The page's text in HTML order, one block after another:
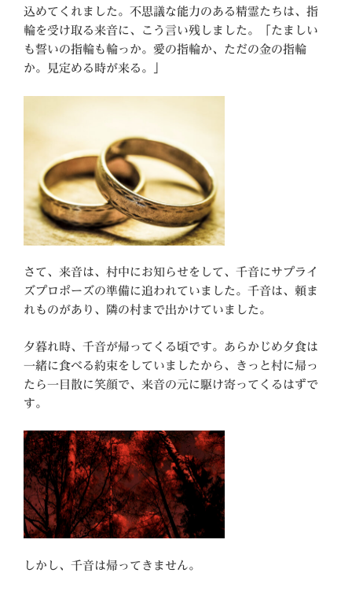
込めてくれました。不思議な能力のある精霊たちは、指
輪を受け取る来音に、こう言い残しました。「たましい
も誓いの指輪も輪っか。愛の指輪か、ただの金の指輪
か。見定める時が来る。」
さて、来音は、村中にお知らせをして、千音にサプライ
ズプロポーズの準備に追われていました。千音は、頼ま
れものがあり、隣の村まで出かけていました。
夕暮れ時、千音が帰ってくる頃です。あらかじめ夕食は
一緒に食べる約束をしていましたから、きっと村に帰っ
たら一目散に笑顔で、来音の元に駆け寄ってくるはずで
す。
しかし、千音は帰ってきません。